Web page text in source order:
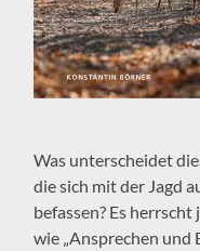
Was unterscheidet
die sich mit der Jagd
befassen? Es
wie „Ansprechen und